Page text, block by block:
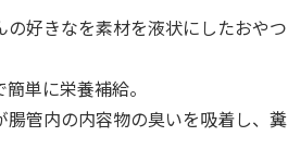
の好きなを素材を液状にしたおやつ
単に栄養補給。
腸管内の内容物の臭いを吸着し、糞